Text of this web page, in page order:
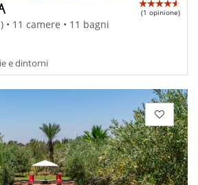
(1 opinione)
• 11 camere • 11 bagni
e dintorni